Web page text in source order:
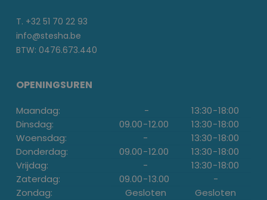
T. +32 51 70 22 93
info@stesha.be
BTW: 0476.673.440
OPENINGSUREN
Maandag: - 13:30-18:00
Dinsdag:
09.00-12.00 13:30-18:00
Woensdag:
- 13:30-18:00
Donderdag:
09.00-12.00 13:30-18:00
Vrijdag:
- 13:30-18:00
Zaterdag:
09.00-13.00
-
Zondag:
Gesloten Gesloten